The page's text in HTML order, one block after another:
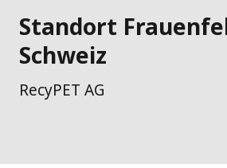
Standort
Schweiz
RecyPET AG